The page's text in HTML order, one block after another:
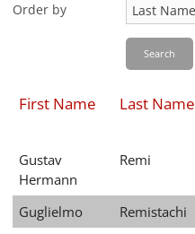
Order by
Search
First Name Last Name
Gustav
Hermann
Remi
Guglielmo Remistachi